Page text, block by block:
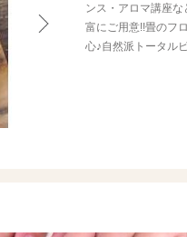
ンス・アロマ講座
富にご用意!!畳のフ
心♪自然派トータル